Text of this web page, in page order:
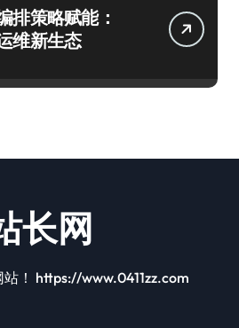
排策略赋能：
维新生态
长网
！ https://www.0411zz.com